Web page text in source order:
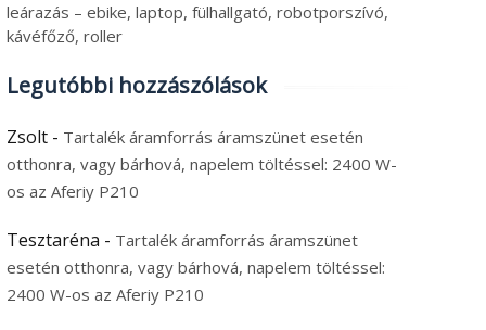
leárazás – ebike, laptop, fülhallgató, robotporszívó,
kávéfőző, roller
Legutóbbi hozzászólások
Zsolt - Tartalék áramforrás áramszünet esetén
otthonra, vagy bárhová, napelem töltéssel: 2400 W-
os az Aferiy P210
Tesztaréna - Tartalék áramforrás áramszünet
esetén otthonra, vagy bárhová, napelem töltéssel:
2400 W-os az Aferiy P210